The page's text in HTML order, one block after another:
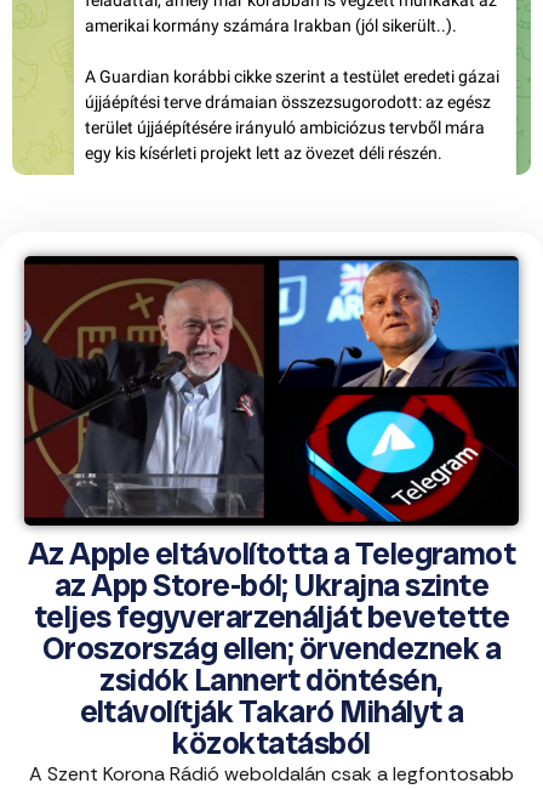
Az Apple eltávolította a Telegramot
az App Store-ból; Ukrajna szinte
teljes fegyverarzenálját bevetette
Oroszország ellen; örvendeznek a
zsidók Lannert döntésén,
eltávolítják Takaró Mihályt a
közoktatásból
A Szent Korona Rádió weboldalán csak a legfontosabb